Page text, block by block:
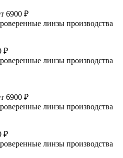
6900 ₽
линзы производства
₽
линзы производства
6900 ₽
линзы производства
₽
линзы производства